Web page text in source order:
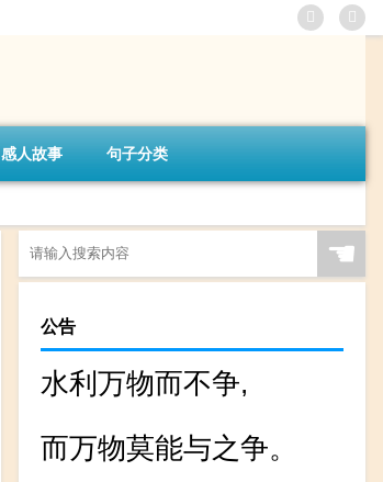
感人故事 句子分类
☚
公告
水利万物而不争,
而万物莫能与之争。